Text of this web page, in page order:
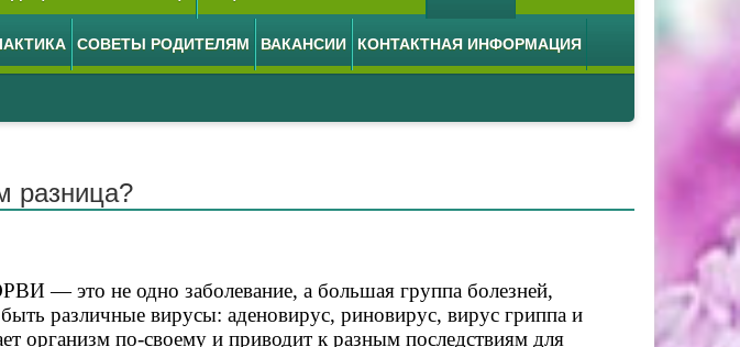
СОВЕТЫ РОДИТЕЛЯМ ВАКАНСИИ КОНТАКТНАЯ ИНФОРМАЦИЯ
разница?
— это не одно заболевание, а большая группа болезней,
различные вирусы: аденовирус, риновирус, вирус гриппа и
организм по-своему и приводит к разным последствиям для